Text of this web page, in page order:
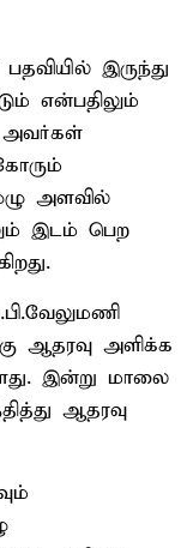
இருந்து
என்பதிலும்
அவர்கள்
அளவில்
இடம் பெற
ஆதரவு அளிக்க
இன்று மாலை
ஆதரவு